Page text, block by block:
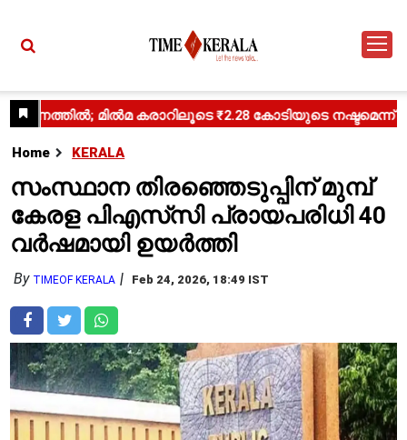
Home KERALA
സംസ്ഥാന തിരഞ്ഞെടുപ്പിന് മുമ്പ്
കേരള പി‌എസ്‌സി പ്രായപരിധി 40
വർഷമായി ഉയർത്തി
By TIMEOF KERALA Feb 24, 2026, 18:49 IST